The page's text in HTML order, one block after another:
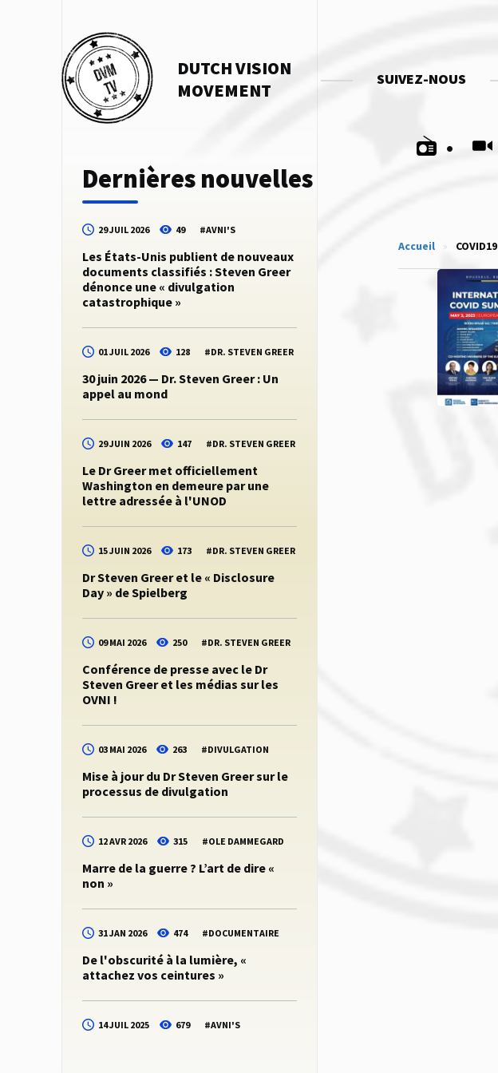
SUIVEZ-NOUS
DUTCH VISION
MOVEMENT
Dernières nouvelles
29 JUIL 2026 49 #AVNI'S
Les États-Unis publient de nouveaux
documents classifiés : Steven Greer
dénonce une « divulgation
catastrophique »
01 JUIL 2026 128 #DR. STEVEN GREER
30 juin 2026 — Dr. Steven Greer : Un
appel au mond
29 JUIN 2026 147 #DR. STEVEN GREER
Le Dr Greer met officiellement
Washington en demeure par une
lettre adressée à l'UNOD
15 JUIN 2026 173 #DR. STEVEN GREER
Dr Steven Greer et le « Disclosure
Day » de Spielberg
09 MAI 2026 250 #DR. STEVEN GREER
Conférence de presse avec le Dr
Steven Greer et les médias sur les
OVNI !
03 MAI 2026 263 #DIVULGATION
Mise à jour du Dr Steven Greer sur le
processus de divulgation
12 AVR 2026 315 #OLE DAMMEGARD
Marre de la guerre ? L’art de dire «
non »
31 JAN 2026 474 #DOCUMENTAIRE
De l'obscurité à la lumière, «
attachez vos ceintures »
14 JUIL 2025 679 #AVNI'S
.
Accueil » COVID19